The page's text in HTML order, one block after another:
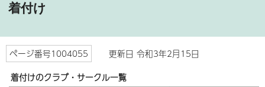
着付け
ページ番号1004055
更新日 令和3年2月15日
着付けのクラブ・サークル一覧